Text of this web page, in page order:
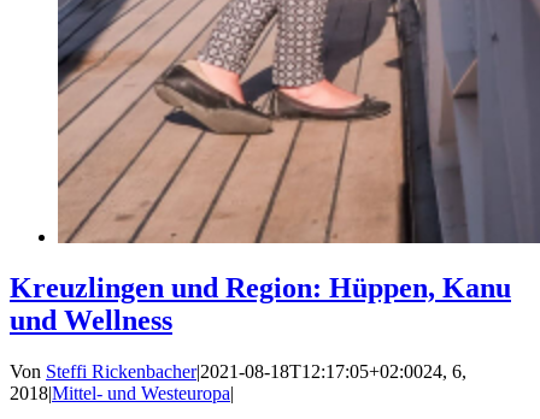
Kreuzlingen und Region: Hüppen, Kanu
und Wellness
Von Steffi Rickenbacher|2021-08-18T12:17:05+02:0024, 6,
2018|Mittel- und Westeuropa|